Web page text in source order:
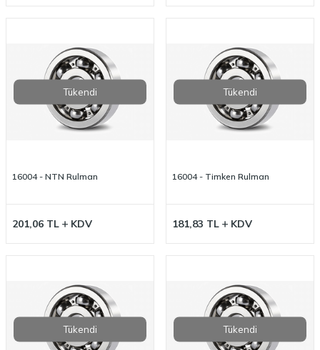
Tükendi
16004 - NTN Rulman
201,06 TL KDV
Tükendi
16004 - Timken Rulman
181,83 TL KDV
Tükendi Tükendi